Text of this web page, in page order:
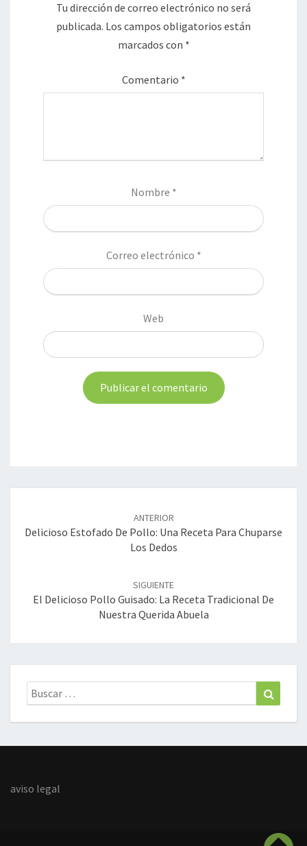
Tu dirección de correo electrónico no será
publicada. Los campos obligatorios están
marcados con *
Comentario *
Nombre *
Correo electrónico *
Web
entradas
ANTERIOR
Delicioso Estofado De Pollo: Una Receta Para Chuparse
Los Dedos
SIGUIENTE
El Delicioso Pollo Guisado: La Receta Tradicional De
Nuestra Querida Abuela
Buscar:
aviso legal